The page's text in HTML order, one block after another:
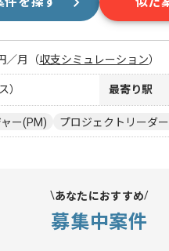
／月 （収支シミュレーション）
） 最寄り駅
ー(PM) プロジェクトリーダ
あなたにおすすめ
募集中案件